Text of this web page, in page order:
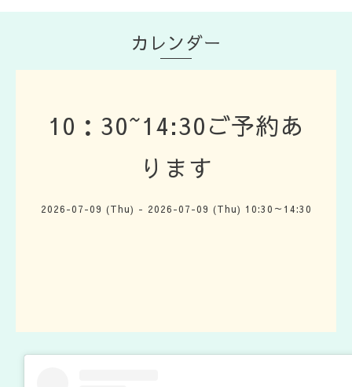
カレンダー
10：30~14:30ご予約あ
ります
2026-07-09 (Thu) - 2026-07-09 (Thu) 10:30～14:30